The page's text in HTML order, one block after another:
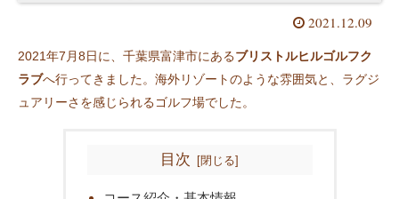
2021.12.09
2021年7月8日に、千葉県富津市にあるブリストルヒルゴルフク
ラブへ行ってきました。海外リゾートのような雰囲気と、ラグジ
ュアリーさを感じられるゴルフ場でした。
目次